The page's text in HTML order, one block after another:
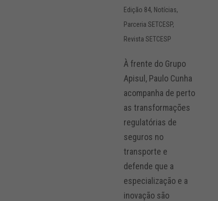
Edição 84, Notícias,
Parceria SETCESP,
Revista SETCESP
À frente do Grupo
Apisul, Paulo Cunha
acompanha de perto
as transformações
regulatórias de
seguros no
transporte e
defende que a
especialização e a
inovação são